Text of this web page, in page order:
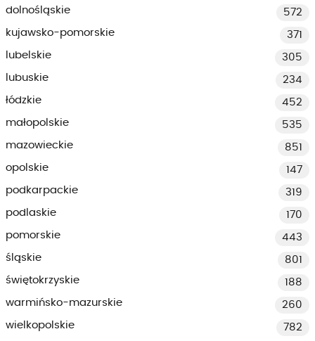
dolnośląskie
572
kujawsko-pomorskie
371
lubelskie
305
lubuskie
234
łódzkie
452
małopolskie
535
mazowieckie
851
opolskie
147
podkarpackie
319
podlaskie
170
pomorskie
443
śląskie
801
świętokrzyskie
188
warmińsko-mazurskie
260
wielkopolskie
782